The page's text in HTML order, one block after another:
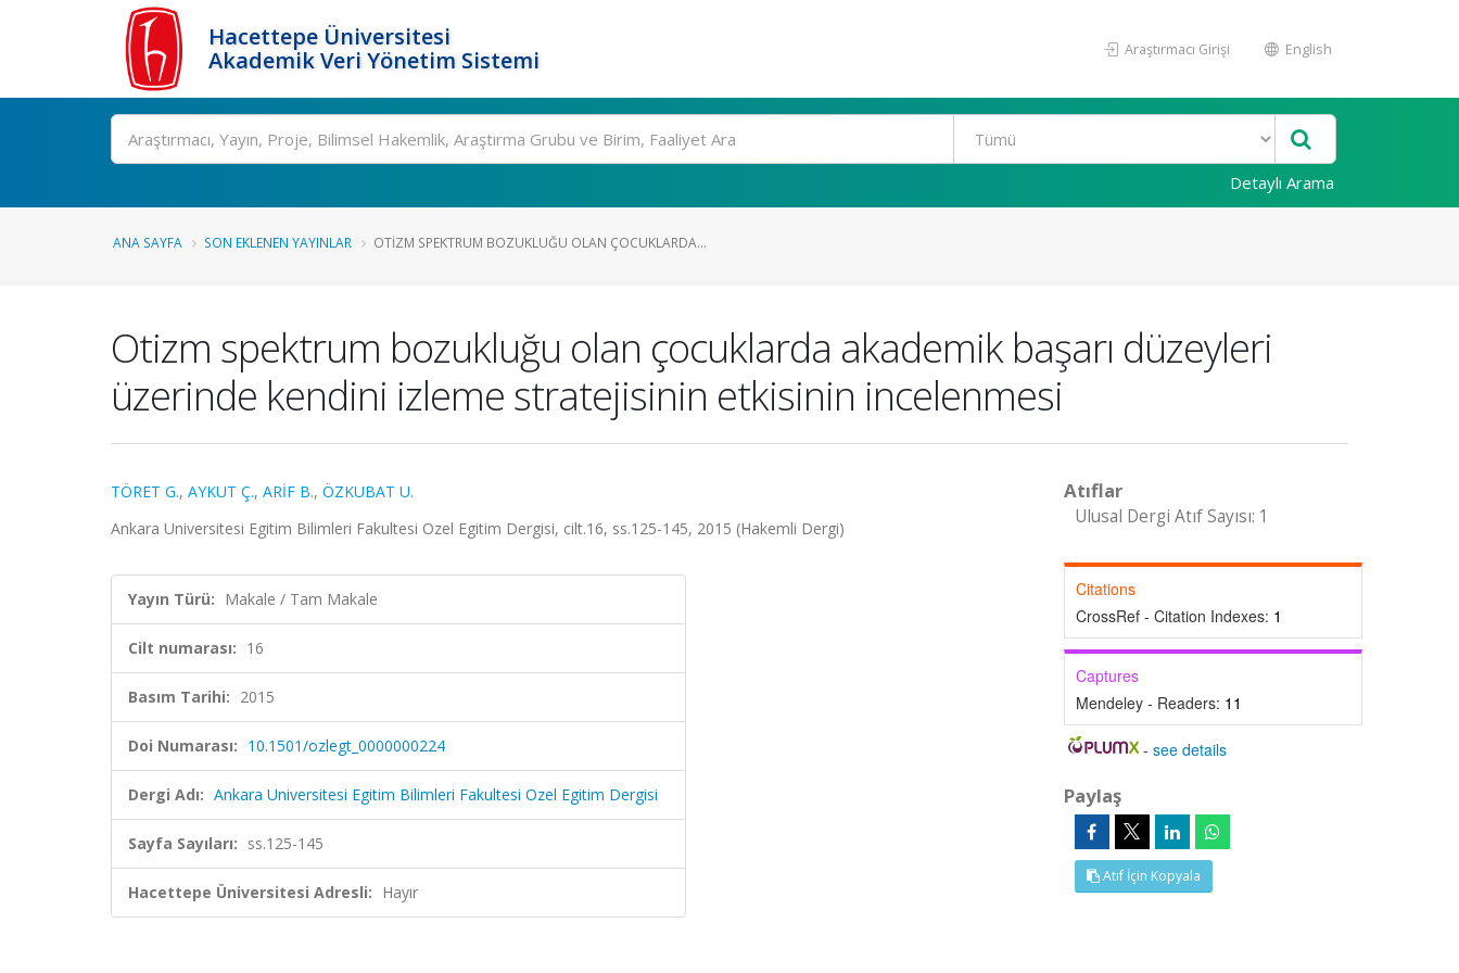
Hacettepe Üniversitesi
Akademik Veri Yönetim Sistemi
Araştırmacı Girişi English
Ara
Detaylı Arama
ANA SAYFA SON EKLENEN YAYINLAR OTIZM SPEKTRUM BOZUKLUĞU OLAN ÇOCUKLARDA...
Otizm spektrum bozukluğu olan çocuklarda akademik başarı düzeyleri
üzerinde kendini izleme stratejisinin etkisinin incelenmesi
TÖRET G., AYKUT Ç., ARİF B., ÖZKUBAT U.
Ankara Universitesi Egitim Bilimleri Fakultesi Ozel Egitim Dergisi, cilt.16, ss.125-145, 2015 (Hakemli Dergi)
Yayın Türü: Makale / Tam Makale
Cilt numarası: 16
Basım Tarihi: 2015
Doi Numarası: 10.1501/ozlegt_0000000224
Dergi Adı: Ankara Universitesi Egitim Bilimleri Fakultesi Ozel Egitim Dergisi
Sayfa Sayıları: ss.125-145
Hacettepe Üniversitesi Adresli: Hayır
Atıflar
Ulusal Dergi Atıf Sayısı: 1
Citations
CrossRef - Citation Indexes: 1
Captures
Mendeley - Readers: 11
-see details
Paylaş
Atıf İçin Kopyala